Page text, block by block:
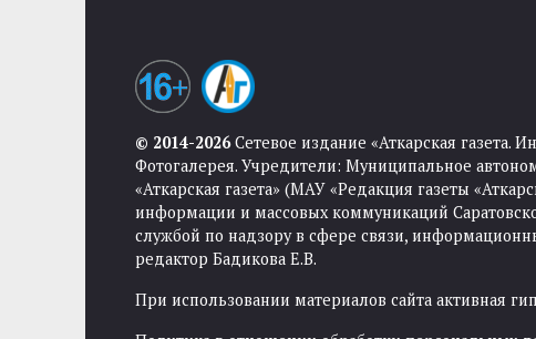
© 2014-2026Сетевое издание «Аткарская газета.
Фотогалерея. Учредители: Муниципальное
«Аткарская газета» (МАУ «Редакция газеты
информации и массовых коммуникаций
службой по надзору в сфере связи,
редактор Бадикова Е.В.
При использовании материалов сайта активная